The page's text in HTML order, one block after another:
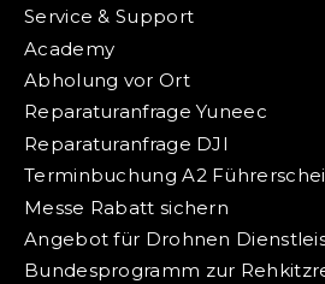
Service & Support
Academy
Abholung vor Ort
Reparaturanfrage Yuneec
Reparaturanfrage DJI
Terminbuchung A2
Messe Rabatt sichern
Angebot für Drohnen
Bundesprogramm zur